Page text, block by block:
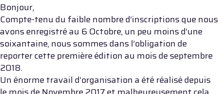
Bonjour,
Compte-tenu du faible nombre d’inscriptions que nous
avons enregistré au 6 Octobre, un peu moins d’une
soixantaine, nous sommes dans l’obligation de
reporter cette première édition au mois de septembre
2018.
Un énorme travail d’organisation a été réalisé depuis